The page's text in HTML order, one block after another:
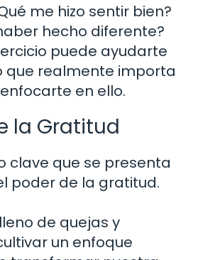
me hizo sentir bien?
hecho diferente?
puede ayudarte
que realmente importa
en ello.
la Gratitud
clave que se presenta
poder de la gratitud.
de quejas y
un enfoque